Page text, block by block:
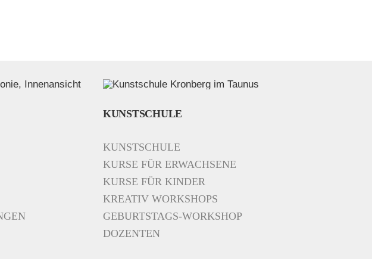
KUNSTSCHULE
KUNSTSCHULE
KURSE FÜR ERWACHSENE
KURSE FÜR KINDER
KREATIV WORKSHOPS
GEBURTSTAGS-WORKSHOP
DOZENTEN